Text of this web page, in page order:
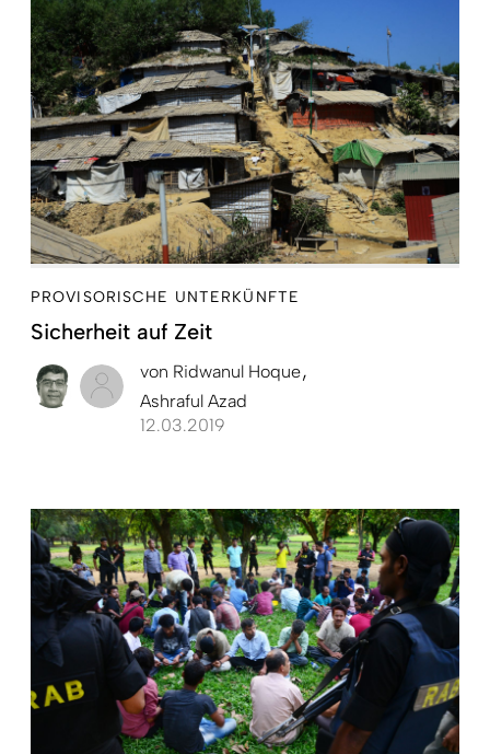
PROVISORISCHE UNTERKÜNFTE
Sicherheit auf Zeit
von Ridwanul Hoque
Ashraful Azad
12.03.2019